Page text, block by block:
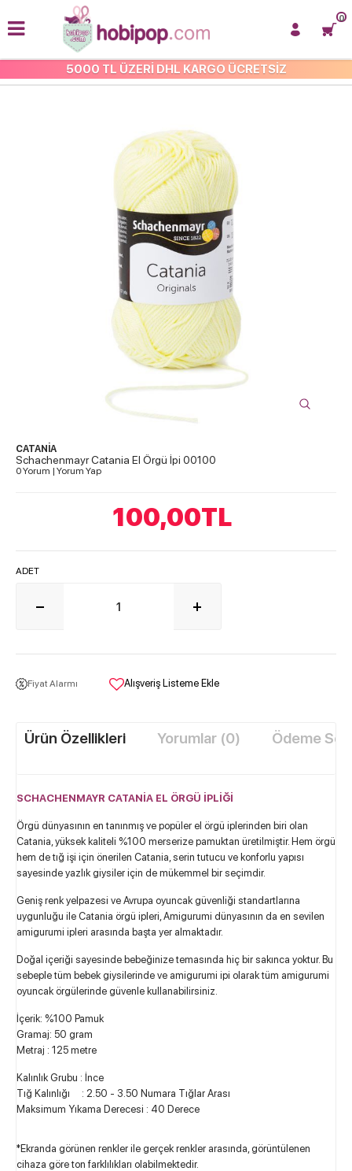
5000 TL ÜZERİ DHL KARGO ÜCRETSİZ
0
CATANİA ÖRGÜ İPİ
CATANİA
Schachenmayr Catania El Örgü İpi 00100
0 Yorum | Yorum Yap
100,00TL
ADET
Fiyat Alarmı Alışveriş Listeme Ekle
Ürün Özellikleri Yorumlar (0) Ödeme
SCHACHENMAYR CATANİA EL ÖRGÜ İPLİĞİ
Örgü dünyasının en tanınmış ve popüler el örgü iplerinden biri olan
Catania, yüksek kaliteli %100 merserize pamuktan üretilmiştir. Hem örgü
hem de tığ işi için önerilen Catania, serin tutucu ve konforlu yapısı
sayesinde yazlık giysiler için de mükemmel bir seçimdir.
Geniş renk yelpazesi ve Avrupa oyuncak güvenliği standartlarına
uygunluğu ile Catania örgü ipleri, Amigurumi dünyasının da en sevilen
amigurumi ipleri arasında başta yer almaktadır.
Doğal içeriği sayesinde bebeğinize temasında hiç bir sakınca yoktur. Bu
sebeple tüm bebek giysilerinde ve amigurumi ipi olarak tüm amigurumi
oyuncak örgülerinde güvenle kullanabilirsiniz.
İçerik: %100 Pamuk
Gramaj: 50 gram
Metraj : 125 metre
Kalınlık Grubu : İnce
Tığ Kalınlığı : 2.50 - 3.50 Numara Tığlar Arası
Maksimum Yıkama Derecesi : 40 Derece
*Ekranda görünen renkler ile gerçek renkler arasında, görüntülenen
cihaza göre ton farklılıkları olabilmektedir.